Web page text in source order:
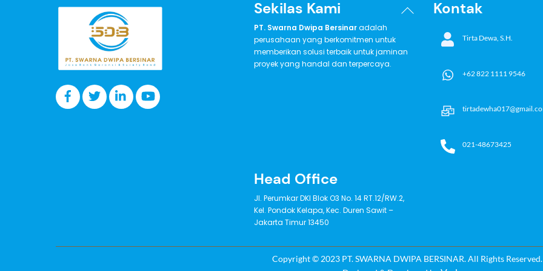
Back
Sekilas Kami
PT. Swarna Dwipa Bersinaradalah
perusahaan yang berkomitmen untuk
memberikan solusi terbaik untuk jaminan
proyek yang handal dan terpercaya.
Kontak
Tirta Dewa, S.H.
+62 822 1111 9546
021-48673425
Head Office
Jl. Perumkar DKI Blok O3 No. 14 RT.12/RW.2,
Kel. Pondok Kelapa, Kec. Duren Sawit –
Jakarta Timur 13450
Copyright © 2023 PT. SWARNA DWIPA BERSINAR. All Rights Reserved.